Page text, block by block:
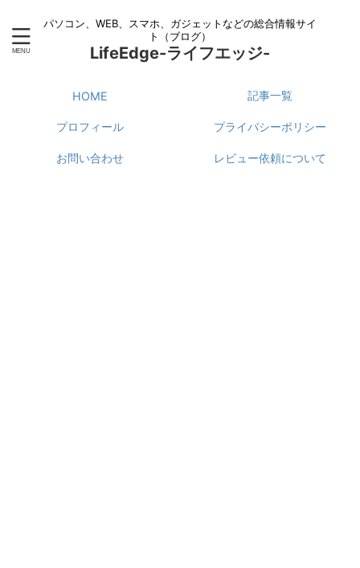
パソコン、WEB、スマホ、ガジェットなどの総合情報サイ
ト（ブログ）
LifeEdge-ライフエッジ-
HOME 記事一覧
プロフィール プライバシーポリシー
お問い合わせ レビュー依頼について